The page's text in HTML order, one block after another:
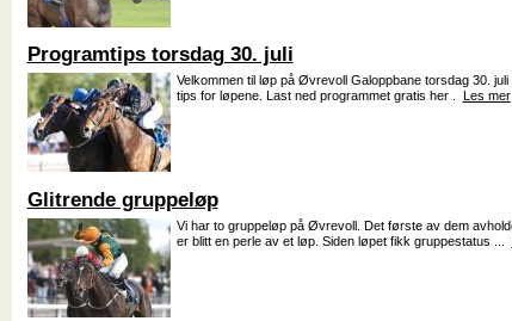
Programtips torsdag 30. juli
Velkommen til løp på Øvrevoll Galoppbane torsdag 30.
tips for løpene. Last ned programmet gratis her . Les mer
Glitrende gruppeløp
Vi har to gruppeløp på Øvrevoll. Det første av dem
er blitt en perle av et løp. Siden løpet fikk gruppestatus ...